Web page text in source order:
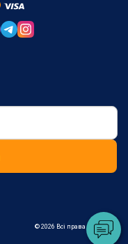
© 2026 Всі права захищені.